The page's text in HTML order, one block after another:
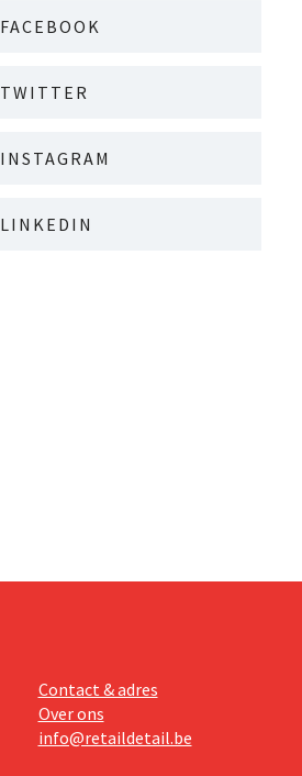
FACEBOOK
TWITTER
INSTAGRAM
LINKEDIN
Contact & adres
Over ons
info@retaildetail.be